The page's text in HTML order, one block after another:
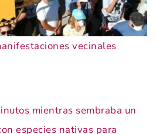
vecinales
mientras sembraba un
especies nativas para